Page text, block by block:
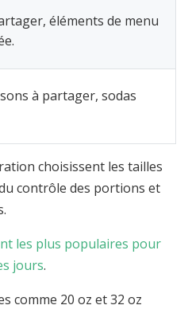
éléments de menu
à partager, sodas
choisissent les tailles
contrôle des portions et
les plus populaires pour
jours.
comme 20 oz et 32 ​​oz